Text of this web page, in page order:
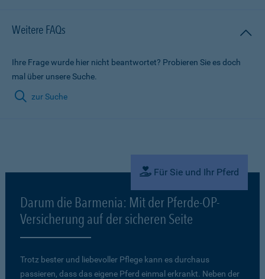
Weitere FAQs
Ihre Frage wurde hier nicht beantwortet? Probieren Sie es doch
mal über unsere Suche.
zur Suche
Für Sie und Ihr Pferd
Darum die Barmenia: Mit der Pferde-OP-
Versicherung auf der sicheren Seite
Trotz bester und liebevoller Pflege kann es durchaus
passieren, dass das eigene Pferd einmal erkrankt. Neben der